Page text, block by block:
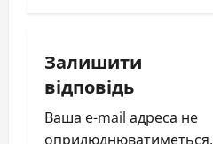
v
i
g
Залишити
відповідь
Ваша e-mail адреса не
оприлюднюватиметься.